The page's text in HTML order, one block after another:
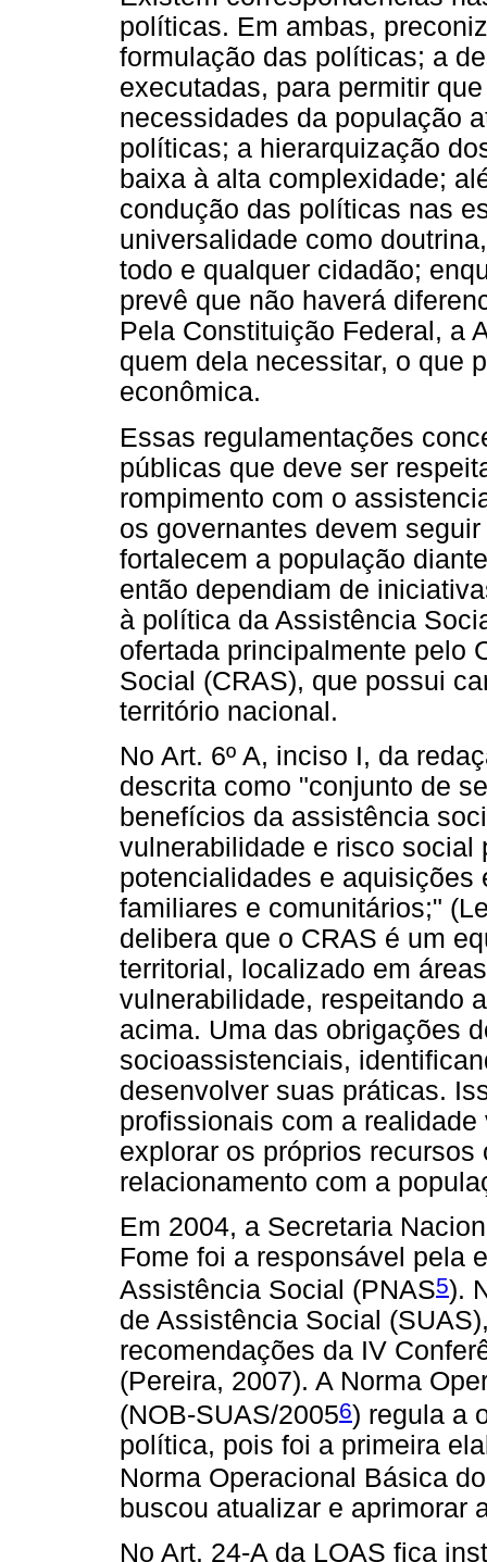
políticas. Em ambas,
formulação das políticas; a
executadas, para permitir
necessidades da população
políticas; a hierarquização
baixa à alta complexidade;
condução das políticas nas
universalidade como
todo e qualquer cidadão;
prevê que não haverá
Pela Constituição Federal, a
quem dela necessitar, o que
econômica.
Essas regulamentações
públicas que deve ser
rompimento com o
os governantes devem
fortalecem a população
então dependiam de
à política da Assistência
ofertada principalmente pelo
Social (CRAS), que possui
território nacional.
No Art. 6º A, inciso I, da
descrita como "conjunto de
benefícios da assistência
vulnerabilidade e risco social
potencialidades e
familiares e comunitários;"
delibera que o CRAS é um
territorial, localizado em
vulnerabilidade, respeitando
acima. Uma das obrigações
socioassistenciais,
desenvolver suas práticas.
profissionais com a
explorar os próprios
relacionamento com a
Em 2004, a Secretaria
Fome foi a responsável pela
Assistência Social (PNAS5).
de Assistência Social
recomendações da IV
(Pereira, 2007). A Norma
(NOB-SUAS/20056) regula a
política, pois foi a primeira
Norma Operacional Básica
buscou atualizar e aprimorar
No Art. 24-A da LOAS fica